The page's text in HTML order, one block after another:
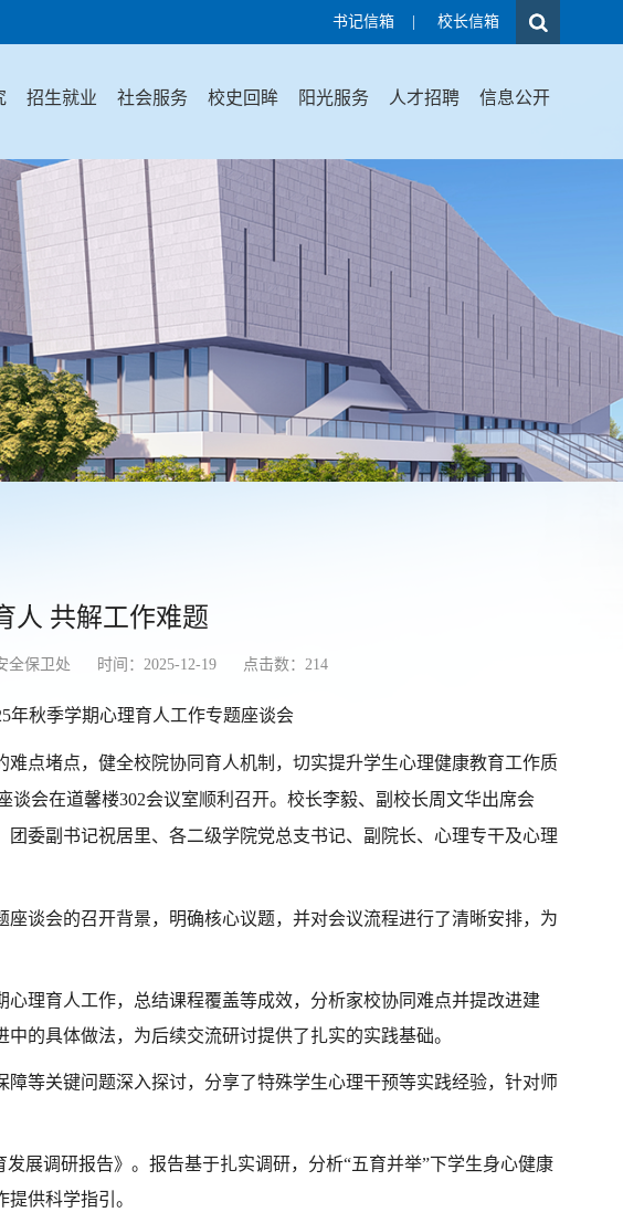
书记信箱 校长信箱
招生就业 社会服务 校史回眸 阳光服务 人才招聘 信息公开
人 共解工作难题
全保卫处 时间：2025-12-19 点击数： 214
年秋季学期心理育人工作专题座谈会
点堵点，健全校院协同育人机制，切实提升学生心理健康教育工作质
谈会在道馨楼302会议室顺利召开。校长李毅、副校长周文华出席会
团委副书记祝居里、各二级学院党总支书记、副院长、心理专干及心理
谈会的召开背景，明确核心议题，并对会议流程进行了清晰安排，为
理育人工作，总结课程覆盖等成效，分析家校协同难点并提改进建
的具体做法，为后续交流研讨提供了扎实的实践基础。
等关键问题深入探讨，分享了特殊学生心理干预等实践经验，针对师
展调研报告》。报告基于扎实调研，分析“五育并举”下学生身心健康
供科学指引。